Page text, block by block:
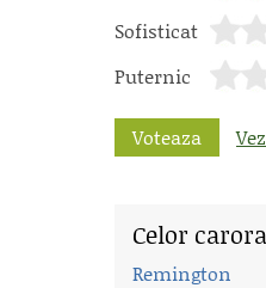
Sofisticat
Puternic
Voteaza
Celor
Remington